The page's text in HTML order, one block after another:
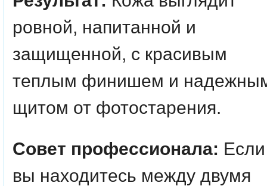
ровной, напитанной и
защищенной, с красивым
теплым финишем и
щитом от фотостарения.
Совет профессионала: Если
вы находитесь между двумя